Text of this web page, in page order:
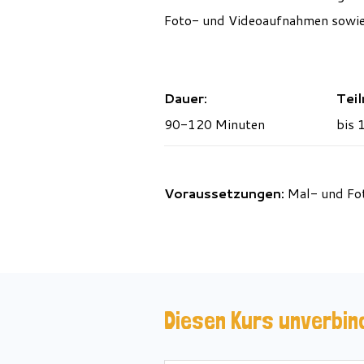
Foto- und Videoaufnahmen
Dauer:
90-120 Minuten
bis
Voraussetzungen: Mal- und
Diesen Kurs